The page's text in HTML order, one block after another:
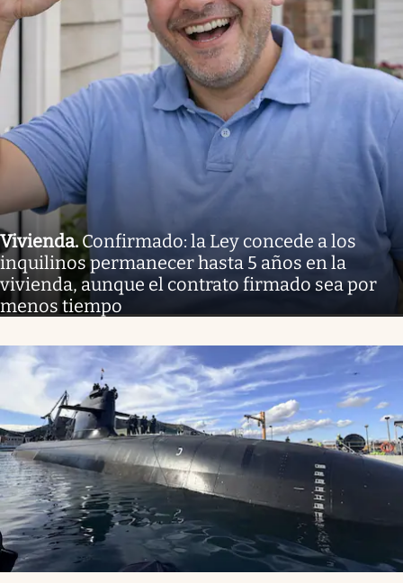
Vivienda.Confirmado: la Ley concede a los
inquilinos permanecer hasta 5 años en la
vivienda, aunque el contrato firmado sea por
menos tiempo